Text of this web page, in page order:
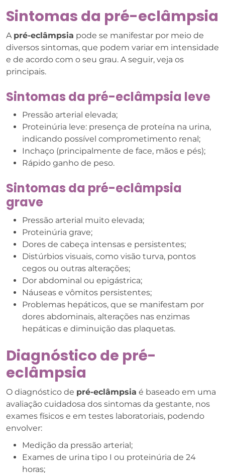
Sintomas da pré-eclâmpsia
A pré-eclâmpsia pode se manifestar por meio de
diversos sintomas, que podem variar em intensidade
e de acordo com o seu grau. A seguir, veja os
principais.
Sintomas da pré-eclâmpsia leve
Pressão arterial elevada;
Proteinúria leve: presença de proteína na urina,
indicando possível comprometimento renal;
Inchaço (principalmente de face, mãos e pés);
Rápido ganho de peso.
Sintomas da pré-eclâmpsia
grave
Pressão arterial muito elevada;
Proteinúria grave;
Dores de cabeça intensas e persistentes;
Distúrbios visuais, como visão turva, pontos
cegos ou outras alterações;
Dor abdominal ou epigástrica;
Náuseas e vômitos persistentes;
Problemas hepáticos, que se manifestam por
dores abdominais, alterações nas enzimas
hepáticas e diminuição das plaquetas.
Diagnóstico de pré-
eclâmpsia
O diagnóstico de pré-eclâmpsia é baseado em uma
avaliação cuidadosa dos sintomas da gestante, nos
exames físicos e em testes laboratoriais, podendo
envolver:
Medição da pressão arterial;
Exames de urina tipo I ou proteinúria de 24
horas;